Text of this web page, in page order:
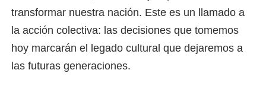
transformar nuestra nación. Este es un llamado a
la acción colectiva: las decisiones que tomemos
hoy marcarán el legado cultural que dejaremos a
las futuras generaciones.